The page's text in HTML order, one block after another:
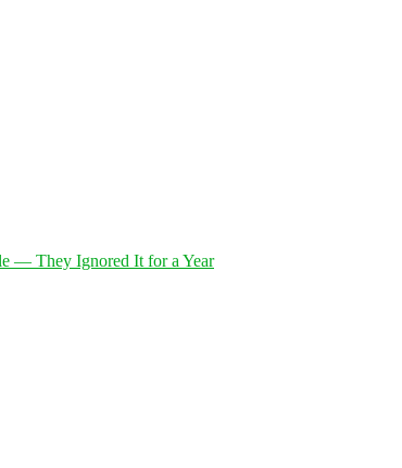
— They Ignored It for a Year